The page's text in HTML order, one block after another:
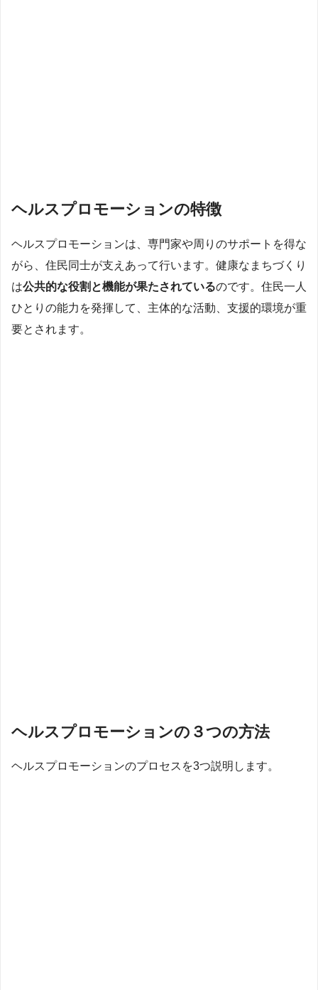
ヘルスプロモーションの特徴
ヘルスプロモーションは、専門家や周りのサポートを得な
がら、住民同士が支えあって行います。健康なまちづくり
は公共的な役割と機能が果たされているのです。住民一人
ひとりの能力を発揮して、主体的な活動、支援的環境が重
要とされます。
ヘルスプロモーションの３つの方法
ヘルスプロモーションのプロセスを3つ説明します。